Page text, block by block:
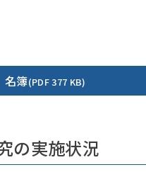
名簿(PDF 377 KB)
の実施状況